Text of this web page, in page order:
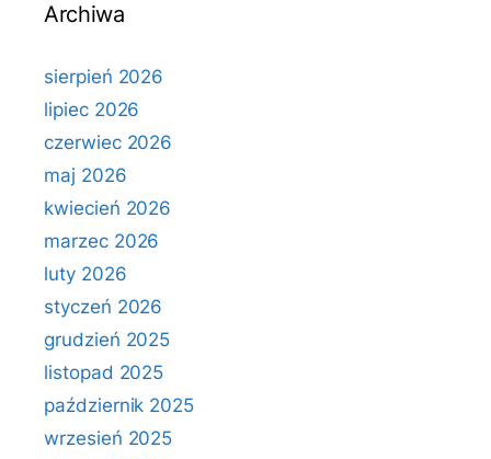
Archiwa
sierpień 2026
lipiec 2026
czerwiec 2026
maj 2026
kwiecień 2026
marzec 2026
luty 2026
styczeń 2026
grudzień 2025
listopad 2025
październik 2025
wrzesień 2025